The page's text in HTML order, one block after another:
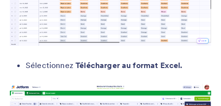
SélectionnezTélécharger au format Excel.